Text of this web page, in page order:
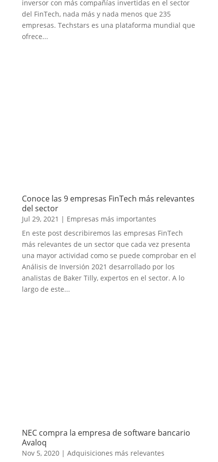
inversor con más compañías invertidas en el sector
del FinTech, nada más y nada menos que 235
empresas. Techstars es una plataforma mundial que
ofrece...
Conoce las 9 empresas FinTech más relevantes
del sector
Jul 29, 2021 | Empresas más importantes
En este post describiremos las empresas FinTech
más relevantes de un sector que cada vez presenta
una mayor actividad como se puede comprobar en el
Análisis de Inversión 2021 desarrollado por los
analistas de Baker Tilly, expertos en el sector. A lo
largo de este...
NEC compra la empresa de software bancario
Avaloq
Nov 5, 2020| Adquisiciones más relevantes